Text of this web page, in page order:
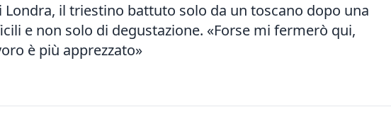
Londra, il triestino battuto solo da un toscano dopo una
e non solo di degustazione. «Forse mi fermerò qui,
è più apprezzato»